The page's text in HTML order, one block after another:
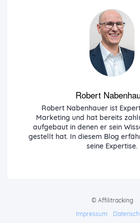
Robert
Robert Nabenhauer ist
Marketing und hat bereits
aufgebaut in denen er sein
gestellt hat. In diesem Blog
seine Expertise.
© Affilitracking
Impressum